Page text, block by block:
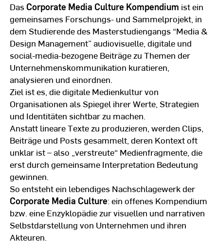
Das Corporate Media Culture Kompendium ist ein
gemeinsames Forschungs- und Sammelprojekt, in
dem Studierende des Masterstudiengangs “Media &
Design Management” audiovisuelle, digitale und
social-media-bezogene Beiträge zu Themen der
Unternehmenskommunikation kuratieren,
analysieren und einordnen.
Ziel ist es, die digitale Medienkultur von
Organisationen als Spiegel ihrer Werte, Strategien
und Identitäten sichtbar zu machen.
Anstatt lineare Texte zu produzieren, werden Clips,
Beiträge und Posts gesammelt, deren Kontext oft
unklar ist – also „verstreute“ Medienfragmente, die
erst durch gemeinsame Interpretation Bedeutung
gewinnen.
So entsteht ein lebendiges Nachschlagewerk der
Corporate Media Culture: ein offenes Kompendium
bzw. eine Enzyklopädie zur visuellen und narrativen
Selbstdarstellung von Unternehmen und ihren
Akteuren.